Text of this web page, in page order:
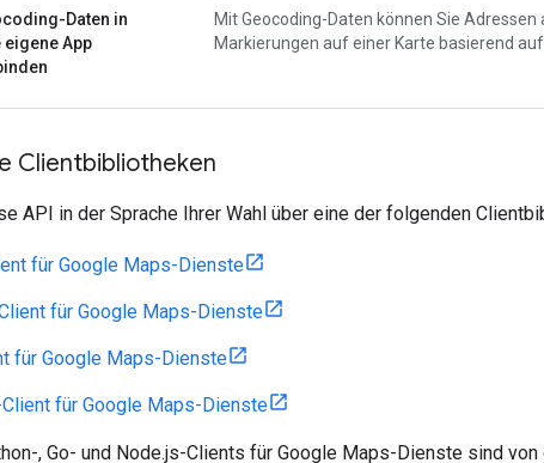
Daten in
eigene App
Mit Geocoding-Daten können Sie
Markierungen auf einer Karte basierend
Clientbibliotheken
API in der Sprache Ihrer Wahl über eine der folgenden
für Google Maps-Dienste
Client für Google Maps-Dienste
für Google Maps-Dienste
Client für Google Maps-Dienste
, Go- und Node.js-Clients für Google Maps-Dienste sind